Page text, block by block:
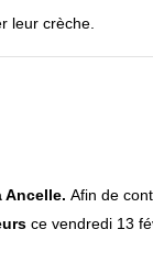
leur crèche.
Ancelle.Afin de
ce vendredi 13